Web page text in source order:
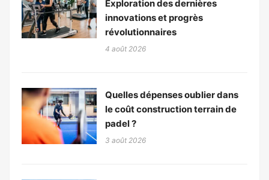
Exploration des dernières
innovations et progrès
révolutionnaires
4 août 2026
Quelles dépenses oublier dans
le coût construction terrain de
padel ?
3 août 2026